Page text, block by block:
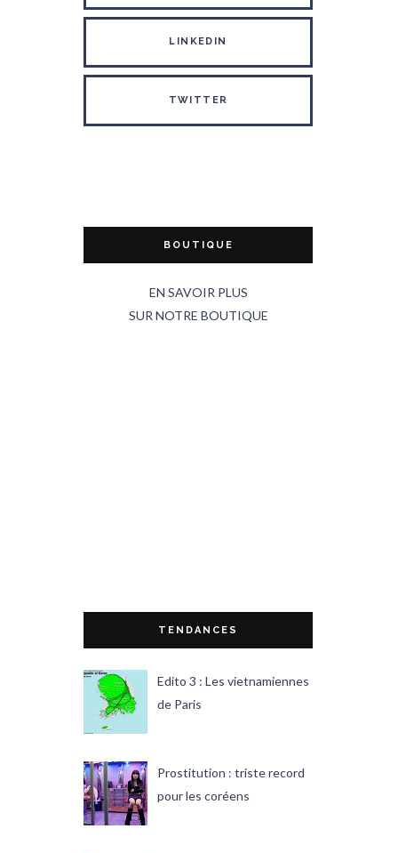
LINKEDIN
TWITTER
BOUTIQUE
EN SAVOIR PLUS
SUR NOTRE BOUTIQUE
TENDANCES
Edito 3 : Les vietnamiennes
de Paris
Prostitution : triste record
pour les coréens